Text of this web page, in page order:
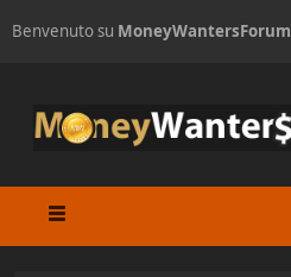
Benvenuto su MoneyWantersForum